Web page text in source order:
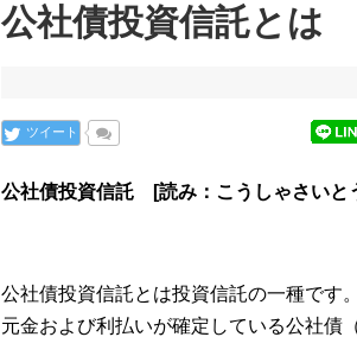
公社債投資信託とは
ツイート
公社債投資信託 [読み：こうしゃさいと
公社債投資信託とは投資信託の一種です
元金および利払いが確定している公社債